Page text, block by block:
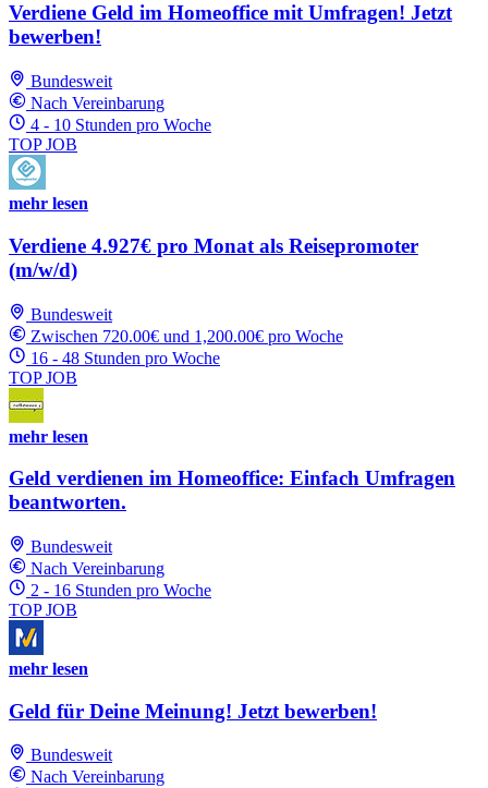
Verdiene Geld im Homeoffice mit Umfragen! Jetzt
bewerben!
Bundesweit
Nach Vereinbarung
4 - 10 Stunden pro Woche
TOP JOB
mehr lesen
Verdiene 4.927€ pro Monat als Reisepromoter
(m/w/d)
Bundesweit
Zwischen 720.00€ und 1,200.00€ pro Woche
16 - 48 Stunden pro Woche
TOP JOB
mehr lesen
Geld verdienen im Homeoffice: Einfach Umfragen
beantworten.
Bundesweit
Nach Vereinbarung
2 - 16 Stunden pro Woche
TOP JOB
mehr lesen
Geld für Deine Meinung! Jetzt bewerben!
Bundesweit
Nach Vereinbarung